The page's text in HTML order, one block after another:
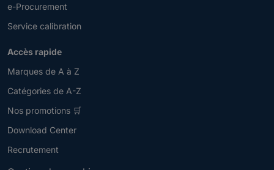
e-Procurement
Service calibration
Accès rapide
Marques de A à Z
Catégories de A-Z
Nos promotions 🛒
Download Center
Recrutement